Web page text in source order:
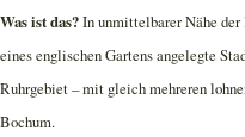
Was ist das?In unmittelbarer Nähe
eines englischen Gartens angelegte
Ruhrgebiet – mit gleich mehreren
Bochum.